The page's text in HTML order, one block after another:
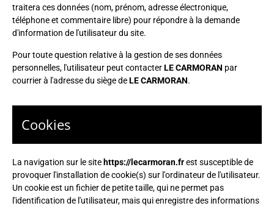
traitera ces données (nom, prénom, adresse électronique,
téléphone et commentaire libre) pour répondre à la demande
d'information de l'utilisateur du site.
Pour toute question relative à la gestion de ses données
personnelles, l'utilisateur peut contacterLE CARMORAN par
courrier à l'adresse du siège deLE CARMORAN.
Cookies
La navigation sur le site https://lecarmoran.frest susceptible de
provoquer l'installation de cookie(s) sur l'ordinateur de l'utilisateur.
Un cookie est un fichier de petite taille, qui ne permet pas
l'identification de l'utilisateur, mais qui enregistre des informations